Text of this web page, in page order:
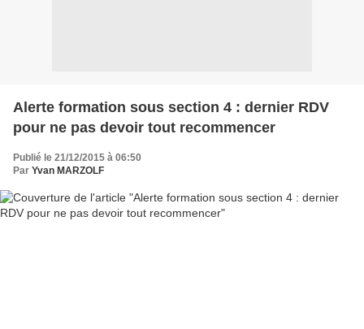
Alerte formation sous section 4 : dernier RDV
pour ne pas devoir tout recommencer
Publié le 21/12/2015 à 06:50
Par Yvan MARZOLF